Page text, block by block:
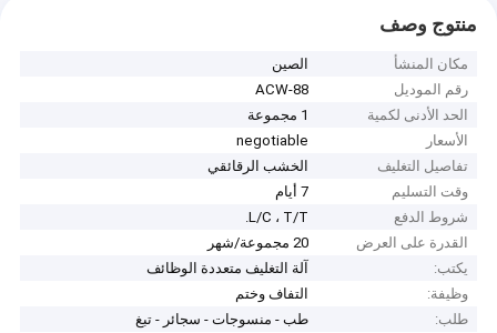
منتوج وصف
مكان المنشأ
الصين
رقم الموديل
ACW-88
الحد الأدنى لكمية
1 مجموعة
الأسعار
negotiable
تفاصيل التغليف
الخشب الرقائقي
وقت التسليم
7 أيام
شروط الدفع
L/C ، T/T.
القدرة على العرض
20 مجموعة/شهر
يكتب:
آلة التغليف متعددة الوظائف
وظيفة:
التفاف وختم
طلب:
طب - منسوجات - سجائر - تبغ